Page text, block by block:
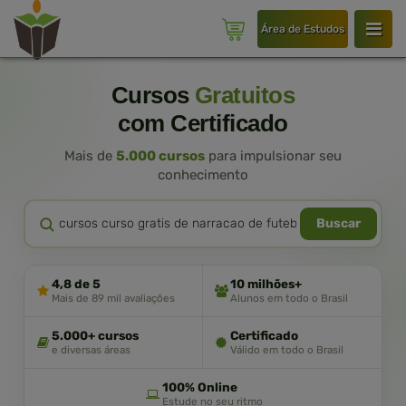
Área de Estudos
Cursos Gratuitos
com Certificado
Mais de 5.000 cursos para impulsionar seu
conhecimento
Buscar
4,8 de 5
Mais de 89 mil avaliações
10 milhões+
Alunos em todo o Brasil
5.000+ cursos
e diversas áreas
Certificado
Válido em todo o Brasil
100% Online
Estude no seu ritmo